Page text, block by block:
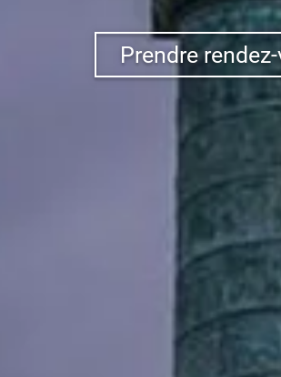
Prendre